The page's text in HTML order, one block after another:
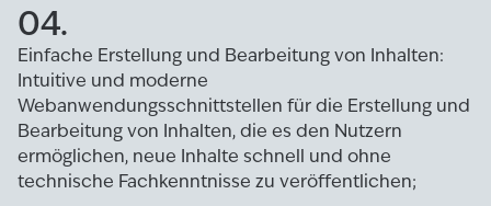
04.
Einfache Erstellung und Bearbeitung von Inhalten:
Intuitive und moderne
Webanwendungsschnittstellen für die Erstellung und
Bearbeitung von Inhalten, die es den Nutzern
ermöglichen, neue Inhalte schnell und ohne
technische Fachkenntnisse zu veröffentlichen;